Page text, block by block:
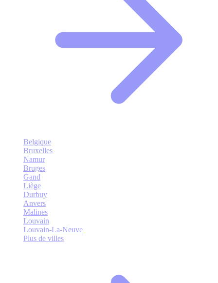
Belgique
Bruxelles
Namur
Bruges
Gand
Liège
Durbuy
Anvers
Malines
Louvain
Louvain-La-Neuve
Plus de villes